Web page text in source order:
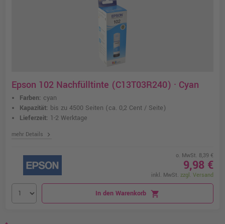
Epson 102 Nachfülltinte (C13T03R240) · Cyan
Farben: cyan
Kapazität: bis zu 4500 Seiten (ca. 0,2 Cent / Seite)
Lieferzeit: 1-2 Werktage
mehr Details chevron_right
o. MwSt. 8,39 €
9,98 €
inkl. MwSt. zzgl. Versand
In den Warenkorb shopping_cart